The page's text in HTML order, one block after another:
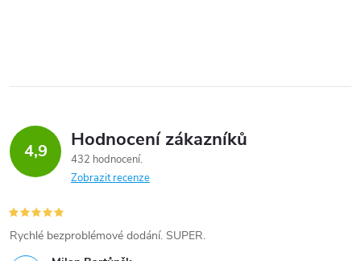
4,9 Hodnocení zákazníků
432 hodnocení
Zobrazit recenze
Rychlé bezproblémové dodání. SUPER.